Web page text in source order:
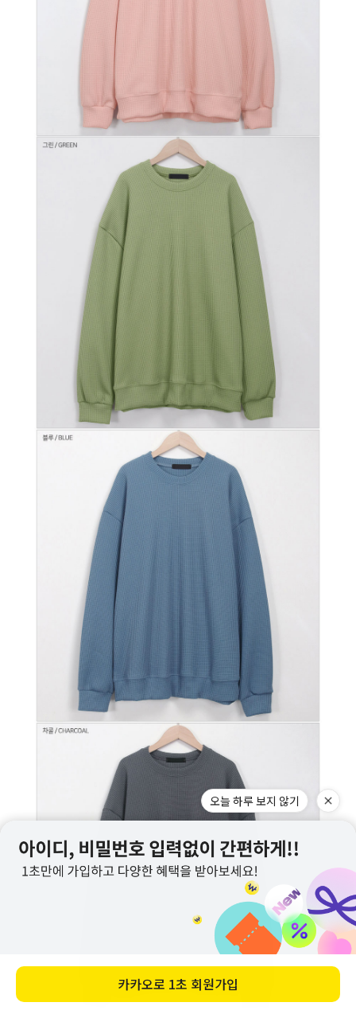
오늘 하루 보지 않기
카카오로 1초 회원가입